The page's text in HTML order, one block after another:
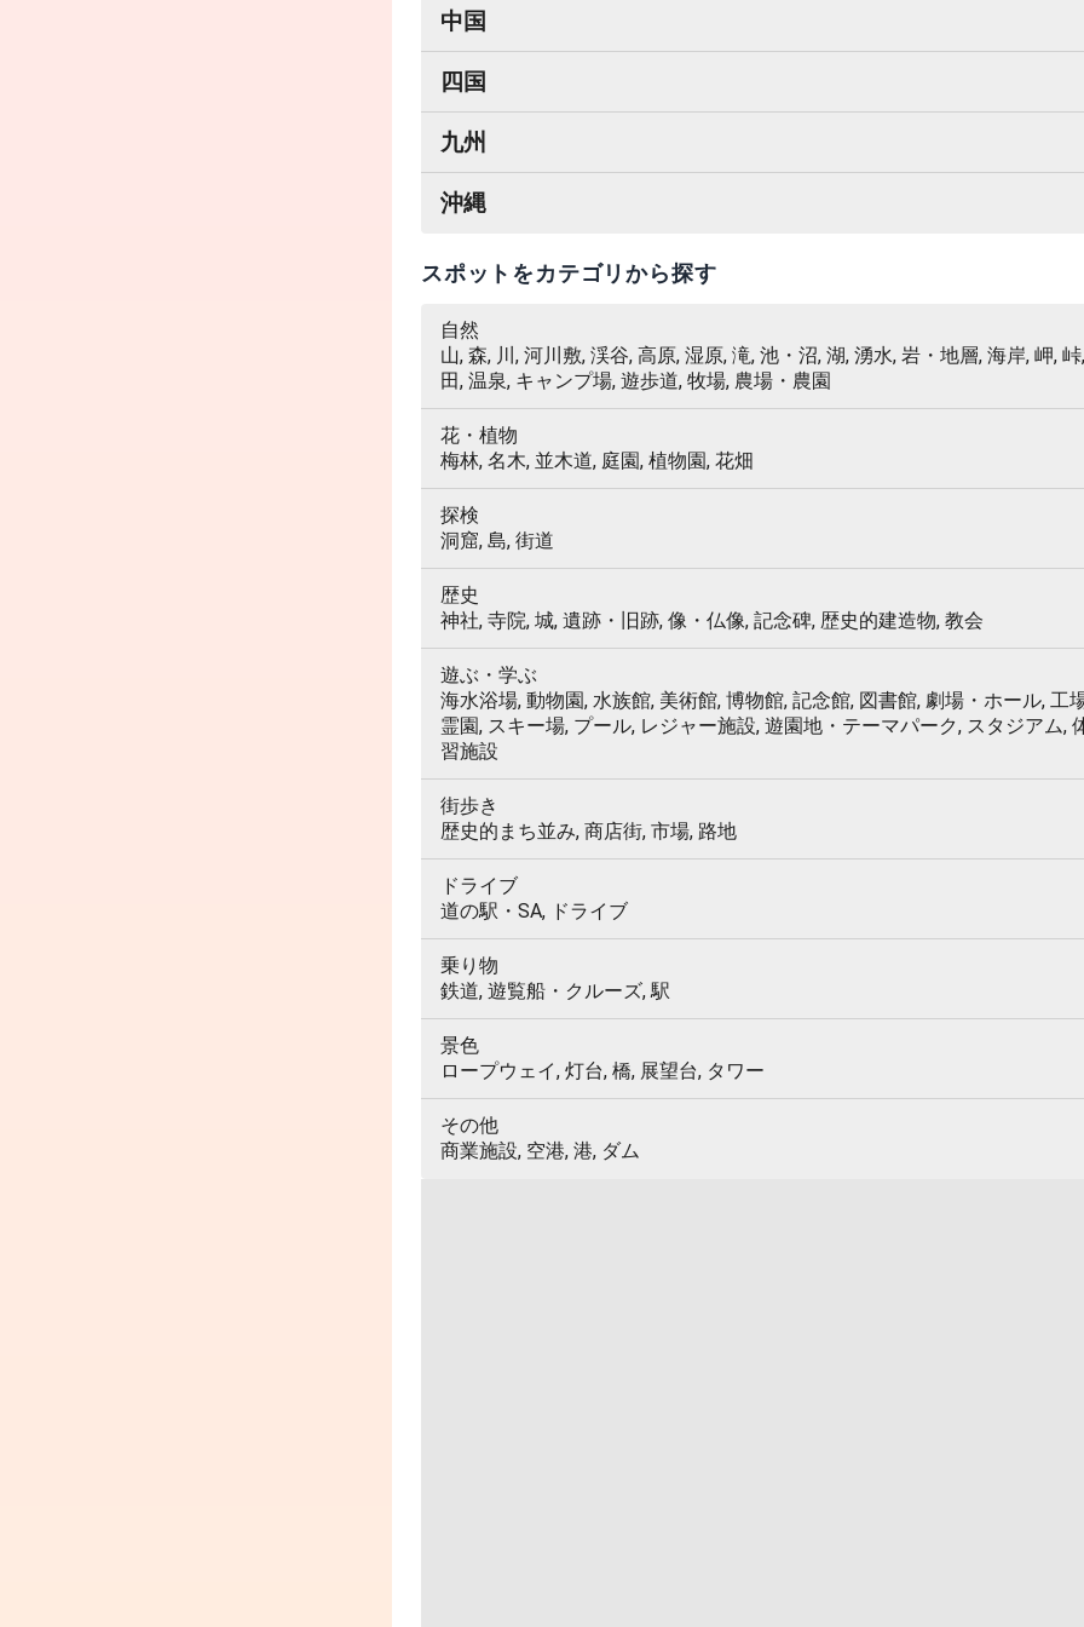
中国
四国
九州
沖縄
スポットをカテゴリから探す
自然
山, 森, 川, 河川敷, 渓谷, 高原, 湿原, 滝, 池・沼, 湖, 湧水, 岩・地層, 海岸, 岬,
田, 温泉, キャンプ場, 遊歩道, 牧場, 農場・農園
花・植物
梅林, 名木, 並木道, 庭園, 植物園, 花畑
探検
洞窟, 島, 街道
歴史
神社, 寺院, 城, 遺跡・旧跡, 像・仏像, 記念碑, 歴史的建造物, 教会
遊ぶ・学ぶ
海水浴場, 動物園, 水族館, 美術館, 博物館, 記念館, 図書館, 劇場・ホール, 工
霊園, スキー場, プール, レジャー施設, 遊園地・テーマパーク, スタジアム,
習施設
街歩き
歴史的まち並み, 商店街, 市場, 路地
ドライブ
道の駅・SA, ドライブ
乗り物
鉄道, 遊覧船・クルーズ, 駅
景色
ロープウェイ, 灯台, 橋, 展望台, タワー
その他
商業施設, 空港, 港, ダム